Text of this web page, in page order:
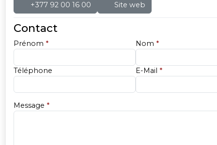
+377 92 00 16 00 Site web
Contact
Prénom * Nom *
Téléphone E-Mail *
Message *